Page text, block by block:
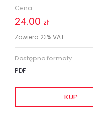
Cena:
24.00 zł
Zawiera 23% VAT
Dostępne formaty
PDF
KUP